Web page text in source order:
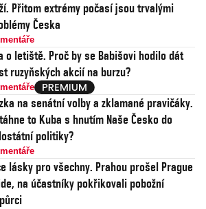
Přitom extrémy počasí jsou trvalými
Česka
o letiště. Proč by se Babišovi hodilo dát
ruzyňských akcií na burzu?
na senátní volby a zklamané pravičáky.
to Kuba s hnutím Naše Česko do
politiky?
lásky pro všechny. Prahou prošel Prague
na účastníky pokřikovali pobožní